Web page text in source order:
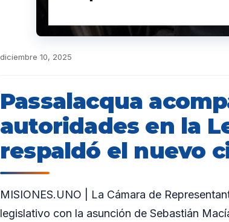
diciembre 10, 2025
Passalacqua
autoridades en la
respaldó el nuevo
MISIONES.UNO | La Cámara de
legislativo con la asunción de Sebastián